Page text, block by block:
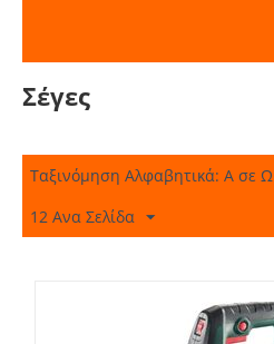
Σέγες
Ταξινόμηση Αλφαβητικά: A σε Ω
12 Ανα Σελίδα